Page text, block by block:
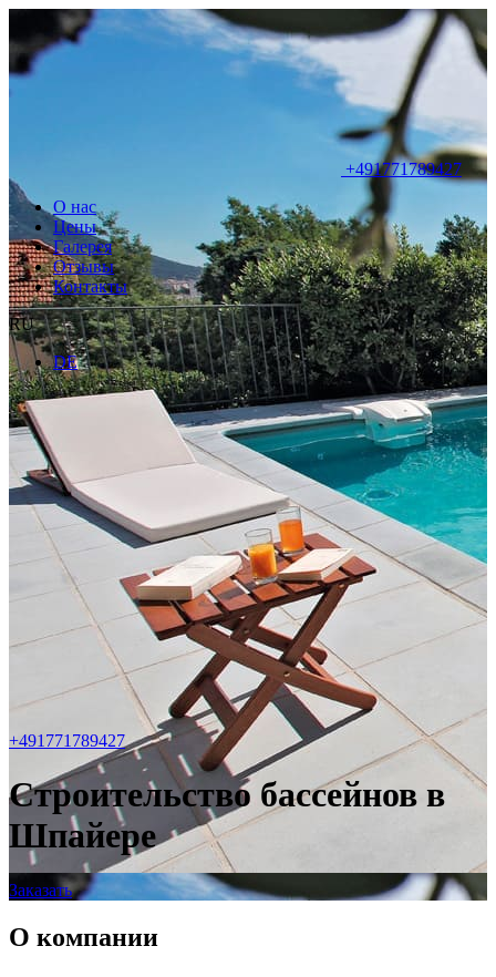
+491771789427
О нас
Цены
Галерея
Отзывы
Контакты
RU
DE
+491771789427
Строительство бассейнов в
Шпайере
Заказать
О компании